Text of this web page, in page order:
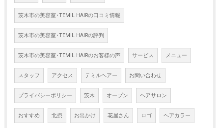
茨木市の美容室･TEMIL HAIRの口コミ情報
茨木市の美容室･TEMIL HAIRの評判
茨木市の美容室･TEMIL HAIRのお客様の声 サービス メニュー
スタッフ アクセス テミルヘアー お問い合わせ
プライバシーポリシー 茨木 オープン ヘアサロン
おすすめ 北摂 お出かけ 花屋さん ロゴ ヘアカラー